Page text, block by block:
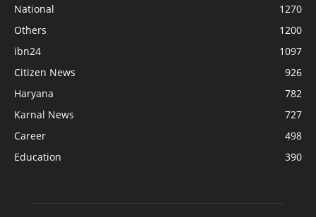
National
1270
Others
1200
ibn24
1097
Citizen News
926
Haryana
782
Karnal News
727
Career
498
Education
390